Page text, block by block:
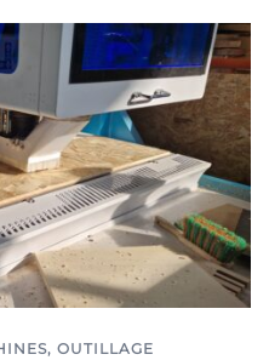
, OUTILLAGE